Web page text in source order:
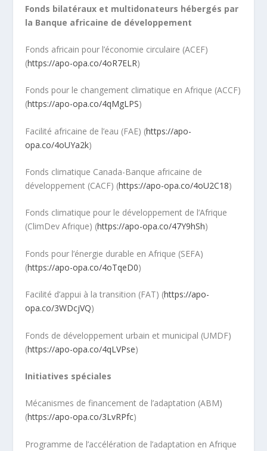
Fonds bilatéraux et multidonateurs hébergés par
la Banque africaine de développement
Fonds africain pour l’économie circulaire (ACEF)
(https://apo-opa.co/4oR7ELR)
Fonds pour le changement climatique en Afrique (ACCF)
(https://apo-opa.co/4qMgLPS)
Facilité africaine de l’eau (FAE) (https://apo-
opa.co/4oUYa2k)
Fonds climatique Canada-Banque africaine de
développement (CACF) (https://apo-opa.co/4oU2C18)
Fonds climatique pour le développement de l’Afrique
(ClimDev Afrique) (https://apo-opa.co/47Y9hSh)
Fonds pour l’énergie durable en Afrique (SEFA)
(https://apo-opa.co/4oTqeD0)
Facilité d’appui à la transition (FAT) (https://apo-
opa.co/3WDcjVQ)
Fonds de développement urbain et municipal (UMDF)
(https://apo-opa.co/4qLVPse)
Initiatives spéciales
Mécanismes de financement de l’adaptation (ABM)
(https://apo-opa.co/3LvRPfc)
Programme de l’accélération de l’adaptation en Afrique